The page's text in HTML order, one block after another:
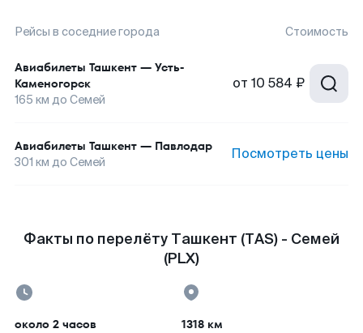
Рейсы в соседние города Стоимость
Авиабилеты Ташкент — Усть-
Каменогорск
165 км до Семей
от 10 584 ₽
Авиабилеты Ташкент — Павлодар
301 км до Семей Посмотреть цены
Факты по перелёту Ташкент (TAS) - Семей
(PLX)
около 2 часов 1318 км